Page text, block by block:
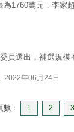
為1760萬元，李家
員選出，補選規模
2022年06月24日
數： 1 2 3